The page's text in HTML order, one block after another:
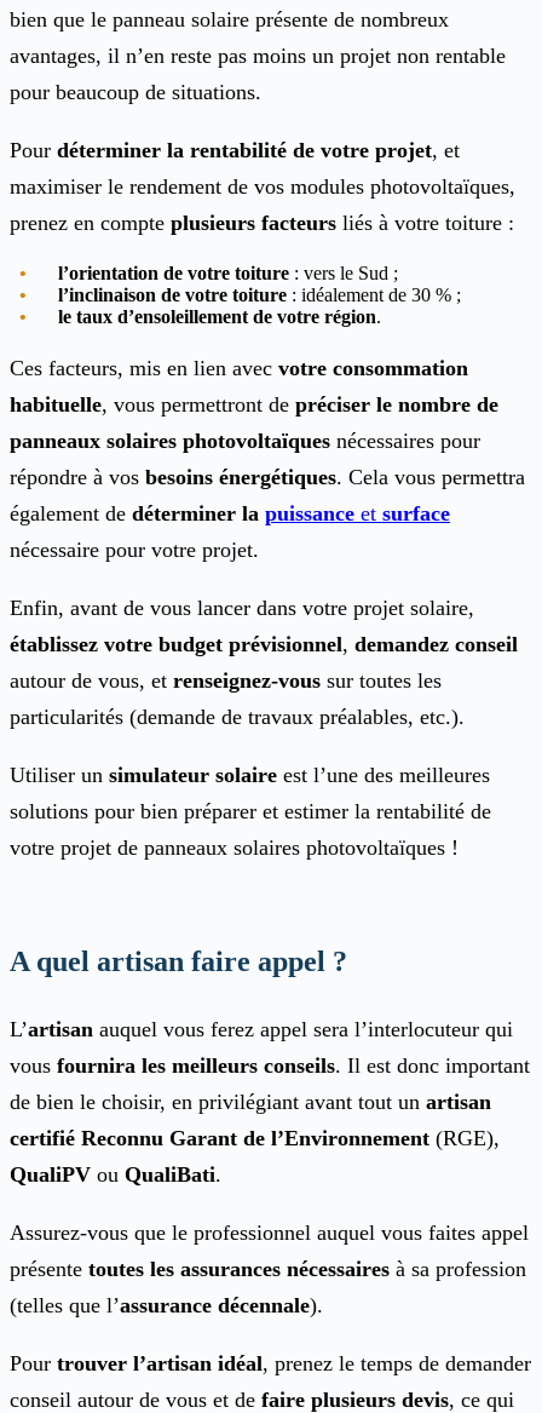
bien que le panneau solaire présente de nombreux
avantages, il n’en reste pas moins un projet non rentable
pour beaucoup de situations.
Pour déterminer la rentabilité de votre projet, et
maximiser le rendement de vos modules photovoltaïques,
prenez en compte plusieurs facteurs liés à votre toiture :
l’orientation de votre toiture : vers le Sud ;
l’inclinaison de votre toiture : idéalement de 30 % ;
le taux d’ensoleillement de votre région.
Ces facteurs, mis en lien avec votre consommation
habituelle, vous permettront de préciser le nombre de
panneaux solaires photovoltaïques nécessaires pour
répondre à vos besoins énergétiques. Cela vous permettra
également de déterminer la puissance et surface
nécessaire pour votre projet.
Enfin, avant de vous lancer dans votre projet solaire,
établissez votre budget prévisionnel, demandez conseil
autour de vous, et renseignez-vous sur toutes les
particularités (demande de travaux préalables, etc.).
Utiliser un simulateur solaire est l’une des meilleures
solutions pour bien préparer et estimer la rentabilité de
votre projet de panneaux solaires photovoltaïques !
A quel artisan faire appel ?
L’artisan auquel vous ferez appel sera l’interlocuteur qui
vous fournira les meilleurs conseils. Il est donc important
de bien le choisir, en privilégiant avant tout un artisan
certifié Reconnu Garant de l’Environnement (RGE),
QualiPV ou QualiBati.
Assurez-vous que le professionnel auquel vous faites appel
présente toutes les assurances nécessaires à sa profession
(telles que l’assurance décennale).
Pour trouver l’artisan idéal, prenez le temps de demander
conseil autour de vous et de faire plusieurs devis, ce qui